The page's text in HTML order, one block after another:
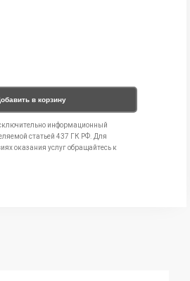
в корзину
информационный
статьей 437 ГК РФ. Для
оказания услуг обращайтесь к